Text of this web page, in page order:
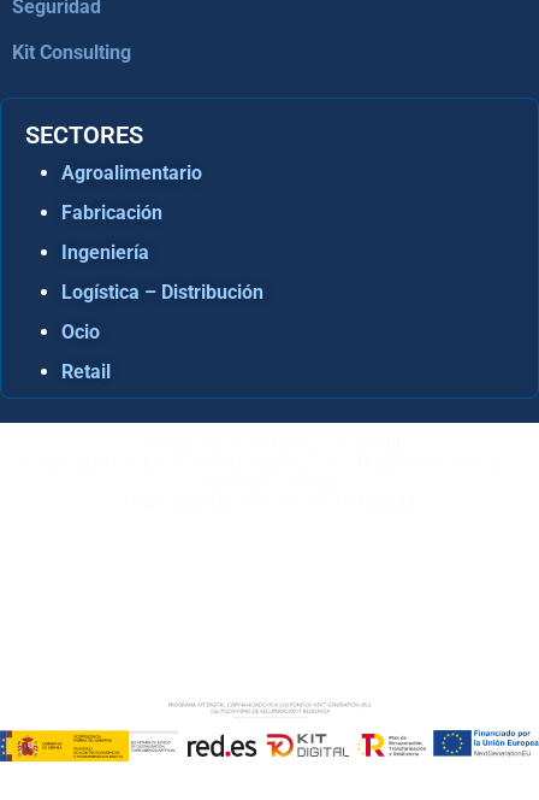
Seguridad
Kit Consulting
SECTORES
Agroalimentario
Fabricación
Ingeniería
Logística – Distribución
Ocio
Retail